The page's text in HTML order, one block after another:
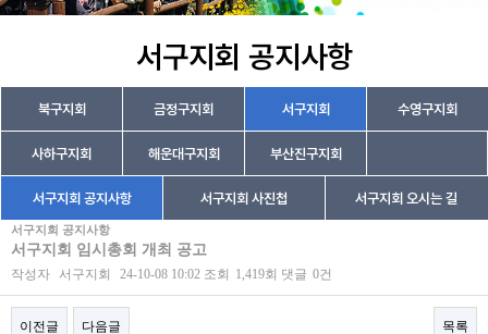
서구지회 공지사항
북구지회 금정구지회 서구지회 수영구지회
사하구지회 해운대구지회 부산진구지회
서구지회 공지사항 서구지회 사진첩 서구지회 오시는 길
서구지회 공지사항
서구지회 임시총회 개최 공고
작성자 서구지회 24-10-08 10:02 조회 1,419회 댓글 0건
이전글 다음글 목록